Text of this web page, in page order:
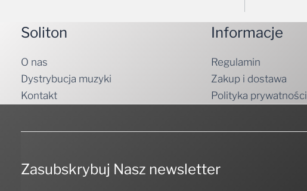
Soliton
O nas
Dystrybucja muzyki
Kontakt
Informacje
Regulamin
Zakup i dostawa
Polityka prywatności
Zasubskrybuj Nasz newsletter